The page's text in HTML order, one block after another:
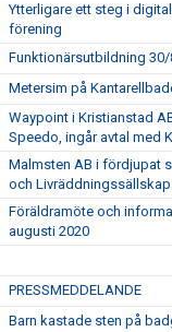
Ytterligare ett steg i
förening
Funktionärsutbildning 30/
Metersim på
Waypoint i Kristianstad
Speedo, ingår avtal med
Malmsten AB i fördjupat
och Livräddningssällskap
Föräldramöte och
augusti 2020
PRESSMEDDELANDE
Barn kastade sten på